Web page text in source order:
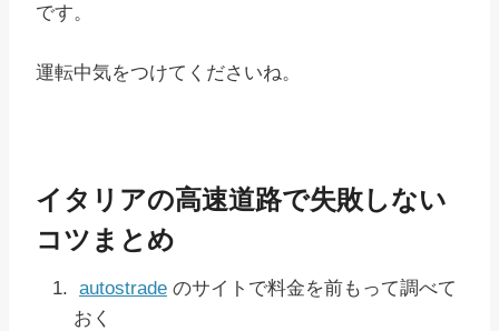
です。
運転中気をつけてくださいね。
イタリアの高速道路で失敗しない
コツまとめ
autostrade のサイトで料金を前もって調べて
おく